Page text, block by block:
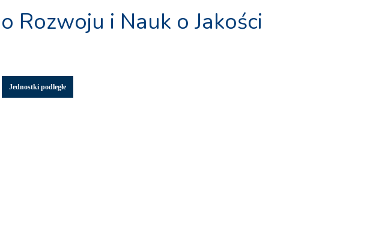
Rozwoju i Nauk o Jakości
Jednostki podległe